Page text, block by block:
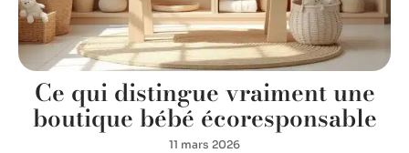
Ce qui distingue vraiment une
boutique bébé écoresponsable
11 mars 2026